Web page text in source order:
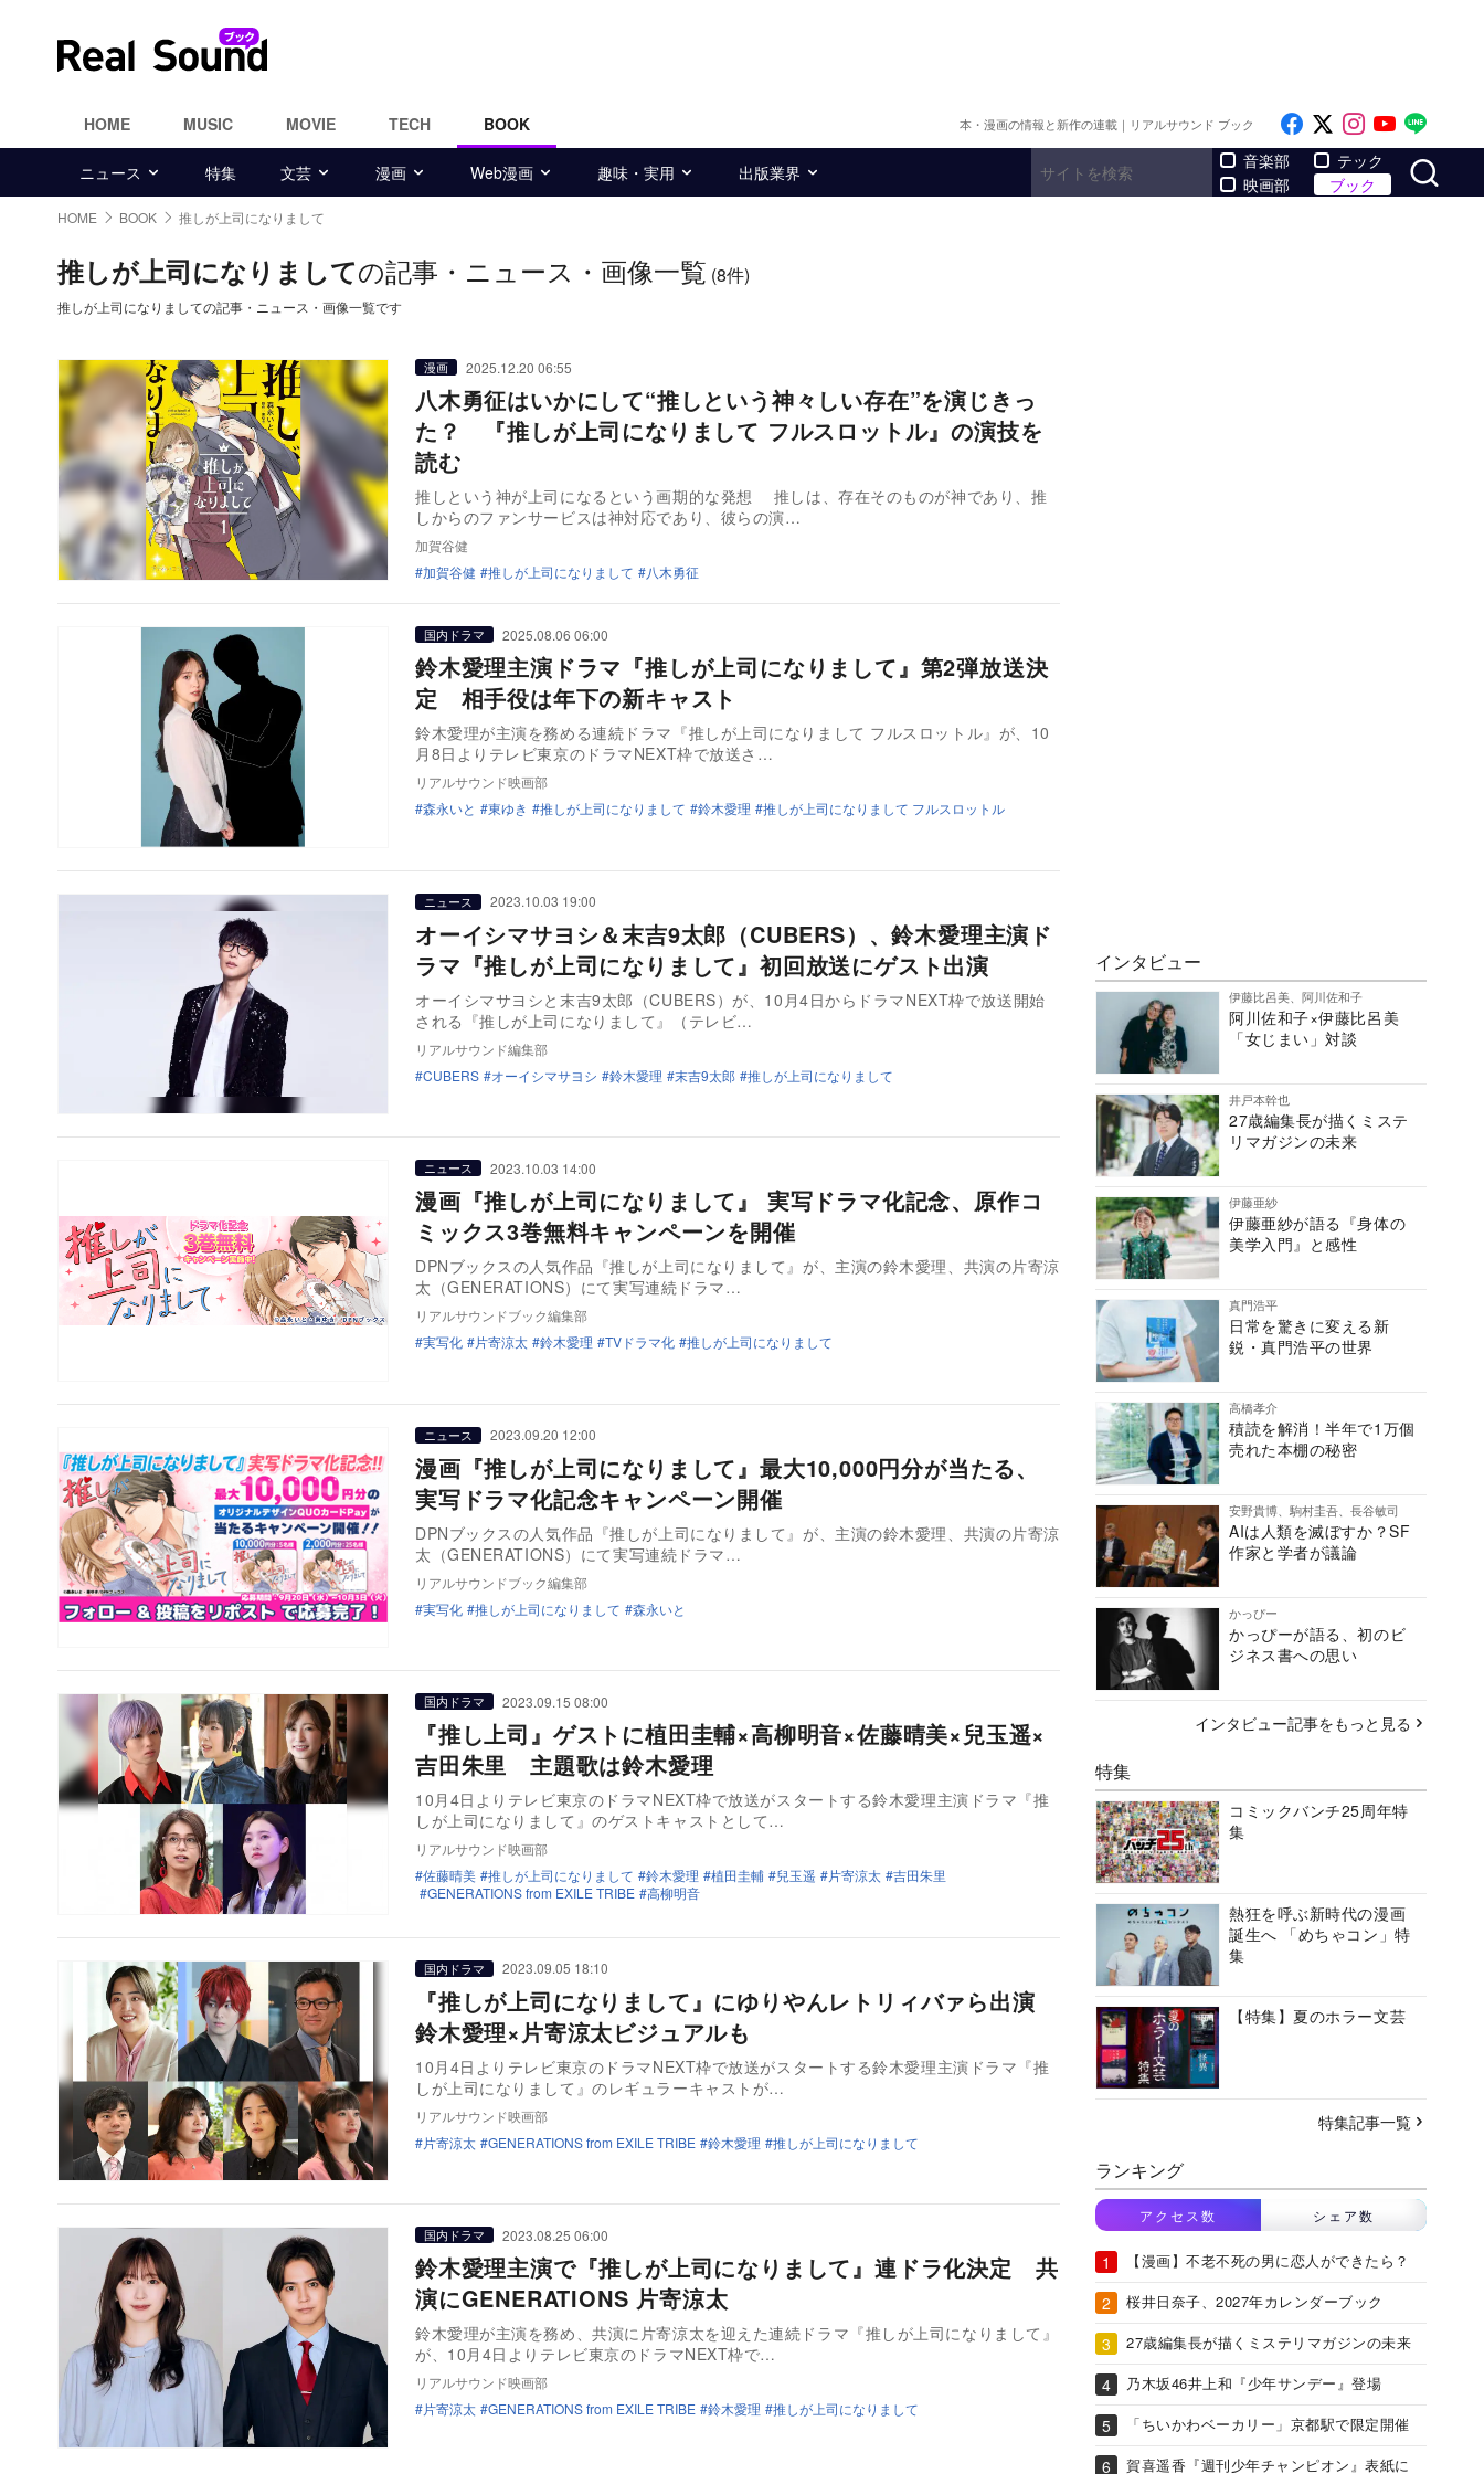
HOME MUSIC MOVIE TECH BOOK 本・漫画の情報と新作の連載｜リアルサウンド ブック Like on Facebook
Follow on x
Follow on
Follow
ニュース 特集 文芸 漫画 Web漫画 趣味・実用 出版業界
音楽部
映画部
テック
ブック
HOME BOOK 推しが上司になりまして
推しが上司になりましての記事・ニュース・画像一覧 (8件)
推しが上司になりましての記事・ニュース・画像一覧です
漫画 2025.12.20 06:55
八木勇征はいかにして“推しという神々しい存在”を演じきっ
た？ 『推しが上司になりまして フルスロットル』の演技を
読む
推しという神が上司になるという画期的な発想 推しは、存在そのものが神であり、推
しからのファンサービスは神対応であり、彼らの演…
加賀谷健
加賀谷健
推しが上司になりまして 八木勇征
国内ドラマ 2025.08.06 06:00
鈴木愛理主演ドラマ『推しが上司になりまして』第2弾放送決
定 相手役は年下の新キャスト
鈴木愛理が主演を務める連続ドラマ『推しが上司になりまして フルスロットル』が、10
月8日よりテレビ東京のドラマNEXT枠で放送さ…
リアルサウンド映画部
森永いと
東ゆき 推しが上司になりまして 鈴木愛理 推しが上司になりまして フルスロットル
ニュース 2023.10.03 19:00
オーイシマサヨシ＆末吉9太郎（CUBERS）、鈴木愛理主演ド
ラマ『推しが上司になりまして』初回放送にゲスト出演
オーイシマサヨシと末吉9太郎（CUBERS）が、10月4日からドラマNEXT枠で放送開始
される『推しが上司になりまして』（テレビ…
リアルサウンド編集部
CUBERS
オーイシマサヨシ 鈴木愛理 末吉9太郎 推しが上司になりまして
ニュース 2023.10.03 14:00
漫画『推しが上司になりまして』 実写ドラマ化記念、原作コ
ミックス3巻無料キャンペーンを開催
DPNブックスの人気作品『推しが上司になりまして』が、主演の鈴木愛理、共演の片寄涼
太（GENERATIONS）にて実写連続ドラマ…
リアルサウンドブック編集部
実写化
片寄涼太 鈴木愛理 TVドラマ化 推しが上司になりまして
ニュース 2023.09.20 12:00
漫画『推しが上司になりまして』最大10,000円分が当たる、
実写ドラマ化記念キャンペーン開催
DPNブックスの人気作品『推しが上司になりまして』が、主演の鈴木愛理、共演の片寄涼
太（GENERATIONS）にて実写連続ドラマ…
リアルサウンドブック編集部
実写化
推しが上司になりまして 森永いと
国内ドラマ 2023.09.15 08:00
『推し上司』ゲストに植田圭輔×高柳明音×佐藤晴美×兒玉遥×
吉田朱里 主題歌は鈴木愛理
10月4日よりテレビ東京のドラマNEXT枠で放送がスタートする鈴木愛理主演ドラマ『推
しが上司になりまして』のゲストキャストとして…
リアルサウンド映画部
佐藤晴美
推しが上司になりまして 鈴木愛理 植田圭輔 兒玉遥 片寄涼太
吉田朱里
GENERATIONS from EXILE TRIBE
高柳明音
国内ドラマ 2023.09.05 18:10
『推しが上司になりまして』にゆりやんレトリィバァら出演
鈴木愛理×片寄涼太ビジュアルも
10月4日よりテレビ東京のドラマNEXT枠で放送がスタートする鈴木愛理主演ドラマ『推
しが上司になりまして』のレギュラーキャストが…
リアルサウンド映画部
片寄涼太
GENERATIONS from EXILE TRIBE 鈴木愛理 推しが上司になりまして
国内ドラマ 2023.08.25 06:00
鈴木愛理主演で『推しが上司になりまして』連ドラ化決定 共
演にGENERATIONS 片寄涼太
鈴木愛理が主演を務め、共演に片寄涼太を迎えた連続ドラマ『推しが上司になりまして』
が、10月4日よりテレビ東京のドラマNEXT枠で…
リアルサウンド映画部
片寄涼太
GENERATIONS from EXILE TRIBE 鈴木愛理 推しが上司になりまして
インタビュー
伊藤比呂美、阿川佐和子
阿川佐和子×伊藤比呂美
「女じまい」対談
井戸本幹也
27歳編集長が描くミステ
リマガジンの未来
伊藤亜紗
伊藤亜紗が語る『身体の
美学入門』と感性
真門浩平
日常を驚きに変える新
鋭・真門浩平の世界
高橋孝介
積読を解消！半年で1万個
売れた本棚の秘密
安野貴博、駒村圭吾、長谷敏司
AIは人類を滅ぼすか？SF
作家と学者が議論
かっぴー
かっぴーが語る、初のビ
ジネス書への思い
インタビュー記事をもっと見る
特集
コミックバンチ25周年特
集
熱狂を呼ぶ新時代の漫画
誕生へ 「めちゃコン」特
集
【特集】夏のホラー文芸
特集記事一覧
ランキング
アクセス数 シェア数
【漫画】不老不死の男に恋人ができたら？
桜井日奈子、2027年カレンダーブック
27歳編集長が描くミステリマガジンの未来
乃木坂46井上和『少年サンデー』登場
「ちいかわベーカリー」京都駅で限定開催
賀喜遥香『週刊少年チャンピオン』表紙に